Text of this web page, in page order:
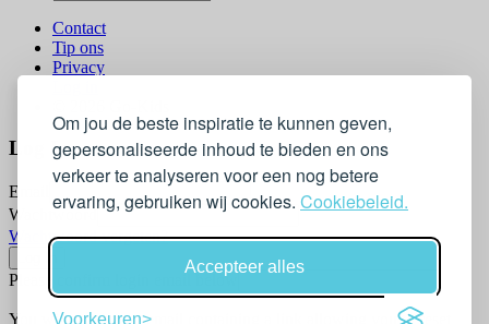
Om jou de beste inspiratie te kunnen geven,
gepersonaliseerde inhoud te bieden en ons
verkeer te analyseren voor een nog betere
ervaring, gebruiken wij cookies. Cookiebeleid.
Accepteer alles
Voorkeuren
Contact
Tip ons
Privacy
Log In
Email
Wachtwoord
Wachtwoord vergeten?
Please confirm login email below
You will receive an email containing a link allowing you to reset